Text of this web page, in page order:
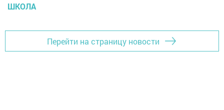
ШКОЛА
Перейти на страницу новости